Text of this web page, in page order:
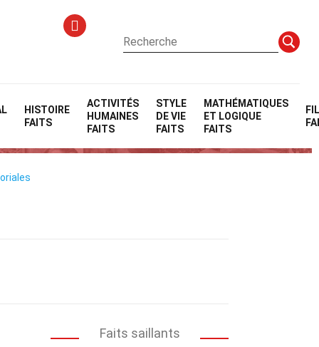
HISTOIRE
FAITS
ACTIVITÉS
HUMAINES
FAITS
STYLE
DE VIE
FAITS
MATHÉMATIQUES
ET LOGIQUE
FAITS
Faits saillants